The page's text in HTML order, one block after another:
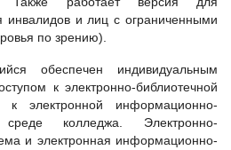
инвалидов и лиц с ограниченными
по зрению).
обеспечен индивидуальным
к электронно-библиотечной
электронной информационно-
среде колледжа. Электронно-
и электронная информационно-